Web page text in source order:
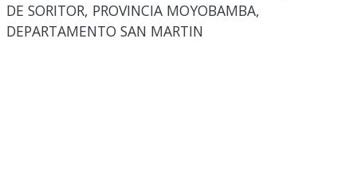
DE SORITOR, PROVINCIA MOYOBAMBA,
DEPARTAMENTO SAN MARTIN